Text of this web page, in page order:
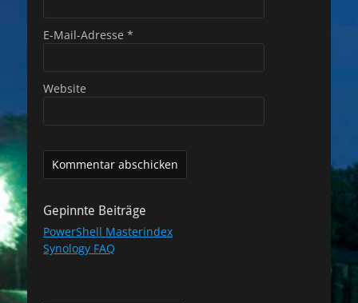
E-Mail-Adresse *
Website
Gepinnte Beiträge
PowerShell Masterindex
Synology FAQ